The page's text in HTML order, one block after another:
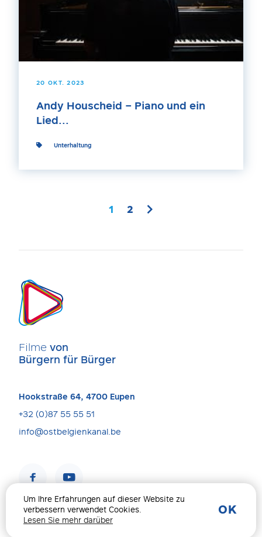
20 OKT. 2023
Andy Houscheid – Piano und ein
Lied...
Unterhaltung
1 2
Filme von
Bürgern für Bürger
Hookstraße 64, 4700 Eupen
+32 (0)87 55 55 51
info@ostbelgienkanal.be
Impressum & Datenschutz © 2026 Alle Rechte Vorbehalten
Um Ihre Erfahrungen auf dieser Website zu
verbessern verwendet Cookies.
Lesen Sie mehr darüber
OK